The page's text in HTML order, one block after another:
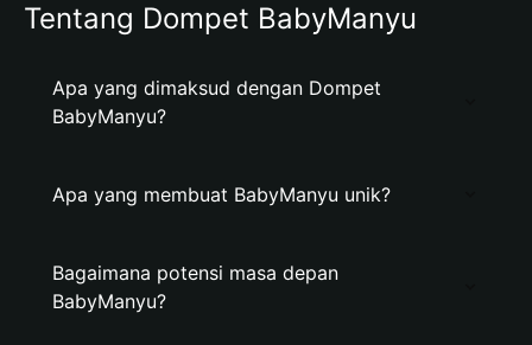
Tentang Dompet BabyManyu
Apa yang dimaksud dengan Dompet
BabyManyu?
Apa yang membuat BabyManyu unik?
Bagaimana potensi masa depan
BabyManyu?